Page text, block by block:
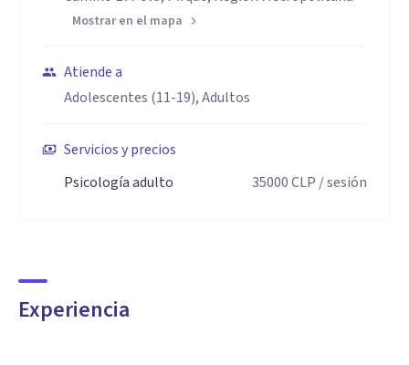
Mostrar en el mapa
Atiende a
Adolescentes (11-19), Adultos
Servicios y precios
Psicología adulto
35000CLP / sesión
Experiencia